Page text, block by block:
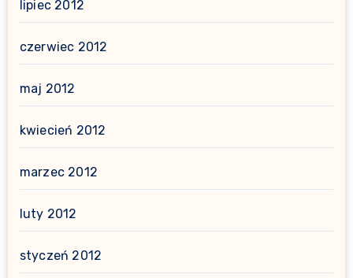
lipiec 2012
czerwiec 2012
maj 2012
kwiecień 2012
marzec 2012
luty 2012
styczeń 2012